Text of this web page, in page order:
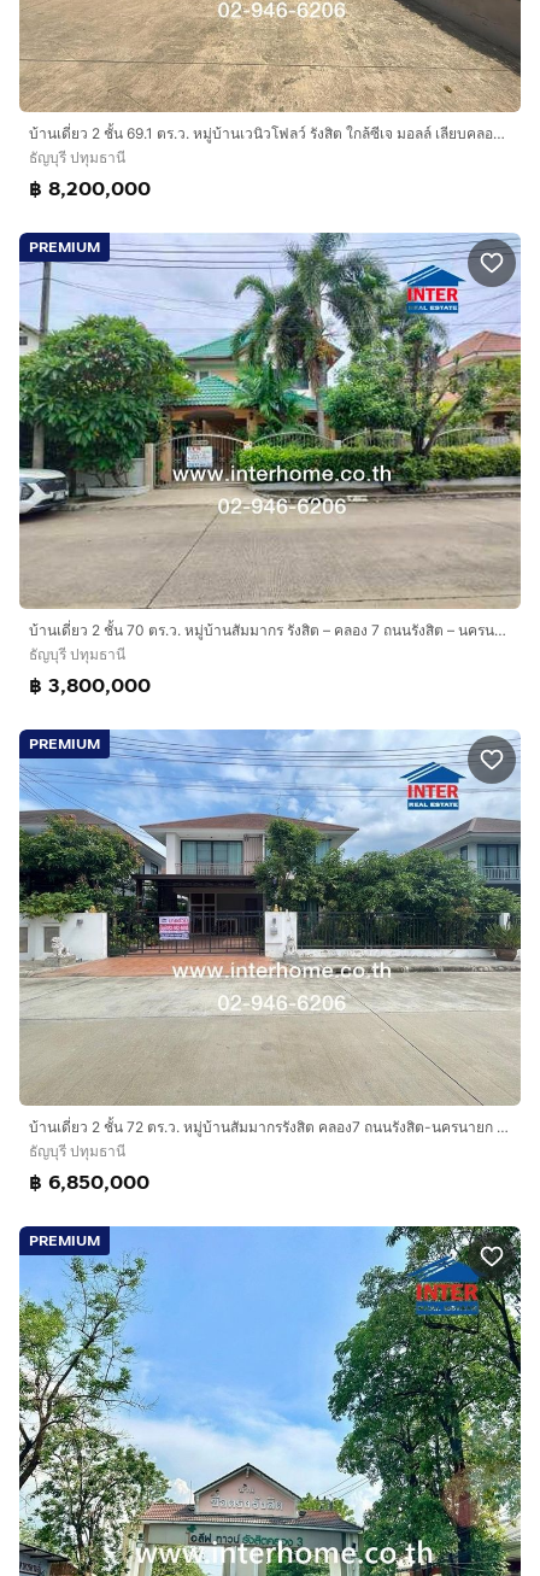
บ้านเดี่ยว 2 ชั้น 69.1 ตร.ว. หมู่บ้านเวนิวโฟลว์ รังสิต ใกล้ซีเจ มอลล์ เลียบคลอง3 ถนนรังสิต-นครนายก ถนนเลียบคลองสาม ธัญบุรี ปทุมธานี
ธัญบุรี ปทุมธานี
฿ 8,200,000
PREMIUM
บ้านเดี่ยว 2 ชั้น 70 ตร.ว. หมู่บ้านสัมมากร รังสิต – คลอง 7 ถนนรังสิต – นครนายก ถนนคลอง7 ธัญบุรี ปทุมธานี
ธัญบุรี ปทุมธานี
฿ 3,800,000
PREMIUM
บ้านเดี่ยว 2 ชั้น 72 ตร.ว. หมู่บ้านสัมมากรรังสิต คลอง7 ถนนรังสิต-นครนายก ถนนลำลูกกา ธัญบุรี ปทุมธานี
ธัญบุรี ปทุมธานี
฿ 6,850,000
PREMIUM